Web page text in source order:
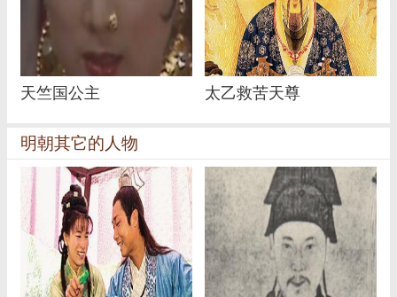
天竺国公主 太乙救苦天尊
明朝其它的人物